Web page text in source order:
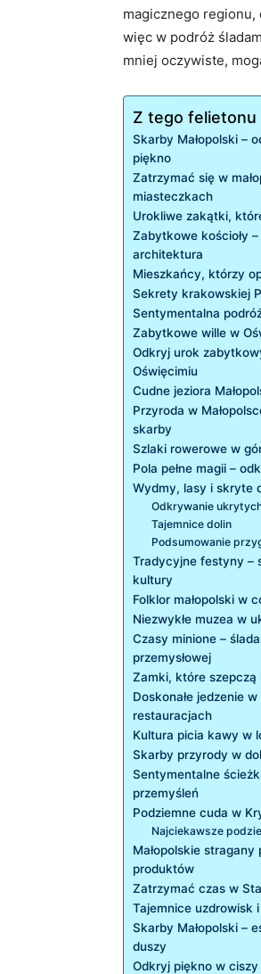
magicznego regionu,
więc w ⁢podróż
mniej oczywiste,
Z tego felietonu
Skarby Małopolski –‍
piękno
Zatrzymać ⁣się w
miasteczkach
Urokliwe zakątki,
Zabytkowe kościoły
architektura
Mieszkańcy, którzy
Sekrety krakowskiej
Sentymentalna
Zabytkowe wille w
Odkryj urok
Oświęcimiu
Cudne jeziora
Przyroda w
skarby
Szlaki rowerowe w
Pola pełne magii –
Wydmy, lasy i skryte
Odkrywanie
Tajemnice dolin
Podsumowanie
Tradycyjne festyny​ –
kultury
Folklor małopolski‍ w
Niezwykłe ‍muzea w
Czasy minione –
przemysłowej
Zamki, które szepczą
Doskonałe jedzenie‌ w
restauracjach
Kultura picia kawy​ w
Skarby przyrody ⁤w
Sentymentalne
przemyśleń
Podziemne cuda w
Najciekawsze⁢
Małopolskie stragany
produktów
Zatrzymać czas⁢ w
Tajemnice uzdrowisk
Skarby Małopolski –
⁣duszy
Odkryj piękno ⁣w